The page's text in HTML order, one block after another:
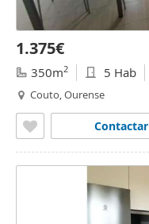
1.375€
350m2 5 Hab
Couto, Ourense
Contactar